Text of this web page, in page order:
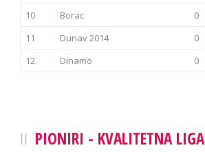
10
Borac 0
11
Dunav 2014 0
12
Dinamo 0
PIONIRI - KVALITETNA LIGA